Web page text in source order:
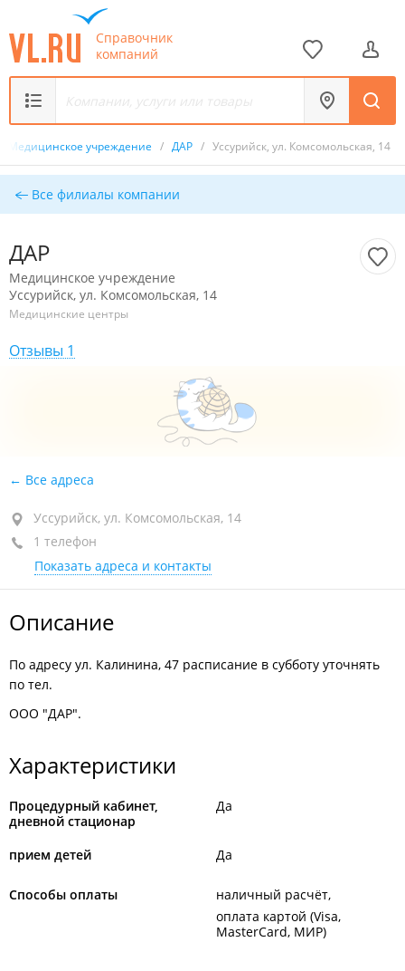
Справочник
компаний
Медицинское учреждение / ДАР / Уссурийск, ул. Комсомольская, 14
Все филиалы компании
ДАР
Медицинское учреждение
Уссурийск, ул. Комсомольская, 14
Медицинские центры
Отзывы 1
Все адреса
Уссурийск, ул. Комсомольская, 14
1 телефон
Показать адреса и контакты
Описание
По адресу ул. Калинина, 47 расписание в субботу уточнять
по тел.
ООО "ДАР".
Характеристики
Процедурный кабинет,
дневной стационар
Да
прием детей Да
Способы оплаты
наличный расчёт
оплата картой (Visa,
MasterCard, МИР)